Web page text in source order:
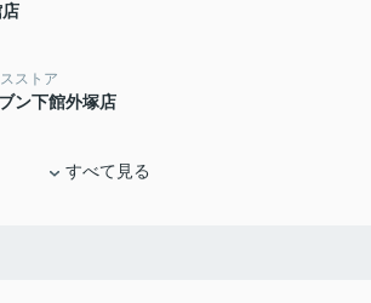
ストア
ン下館外塚店
すべて見る